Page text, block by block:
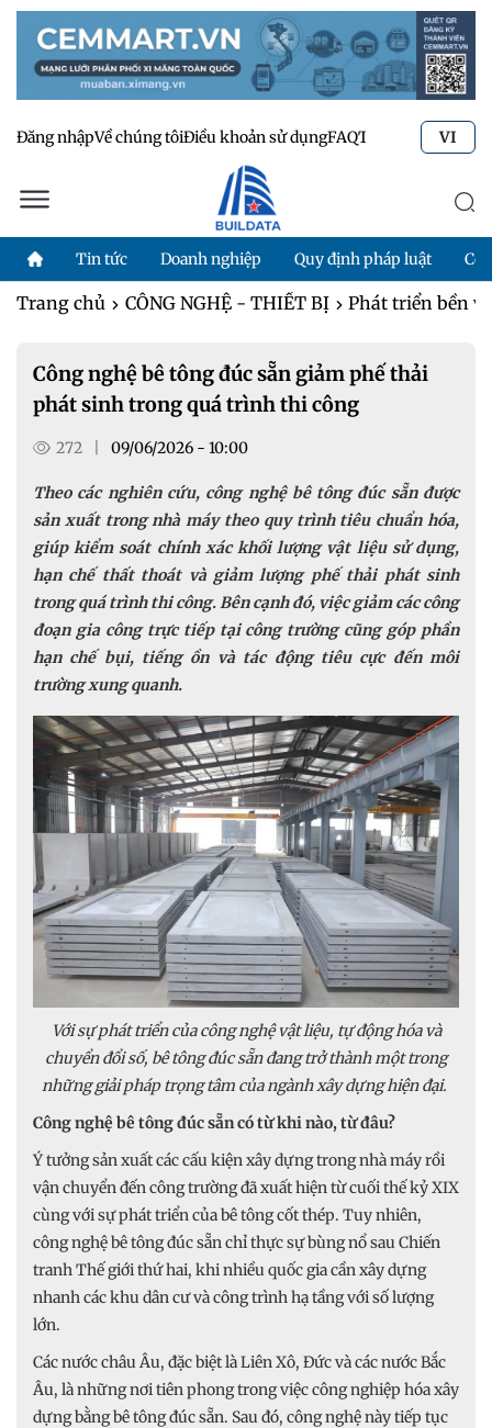
Đăng nhậpVề chúng tôiĐiều khoản sử dụngFAQTư vấn kỹ thuật
VI
Tin tức Doanh nghiệp Quy định pháp luật
Trang chủ CÔNG NGHỆ - THIẾT BỊ Phát triển bền
Công nghệ bê tông đúc sẵn giảm phế thải
phát sinh trong quá trình thi công
272 09/06/2026 - 10:00
Theo các nghiên cứu, công nghệ bê tông đúc sẵn được
sản xuất trong nhà máy theo quy trình tiêu chuẩn hóa,
giúp kiểm soát chính xác khối lượng vật liệu sử dụng,
hạn chế thất thoát và giảm lượng phế thải phát sinh
trong quá trình thi công. Bên cạnh đó, việc giảm các công
đoạn gia công trực tiếp tại công trường cũng góp phần
hạn chế bụi, tiếng ồn và tác động tiêu cực đến môi
trường xung quanh.
Với sự phát triển của công nghệ vật liệu, tự động hóa và
chuyển đổi số, bê tông đúc sẵn đang trở thành một trong
những giải pháp trọng tâm của ngành xây dựng hiện đại.
Công nghệ bê tông đúc sẵn có từ khi nào, từ đâu?
Ý tưởng sản xuất các cấu kiện xây dựng trong nhà máy rồi
vận chuyển đến công trường đã xuất hiện từ cuối thế kỷ XIX
cùng với sự phát triển của bê tông cốt thép. Tuy nhiên,
công nghệ bê tông đúc sẵn chỉ thực sự bùng nổ sau Chiến
tranh Thế giới thứ hai, khi nhiều quốc gia cần xây dựng
nhanh các khu dân cư và công trình hạ tầng với số lượng
lớn.
Các nước châu Âu, đặc biệt là Liên Xô, Đức và các nước Bắc
Âu, là những nơi tiên phong trong việc công nghiệp hóa xây
dựng bằng bê tông đúc sẵn. Sau đó, công nghệ này tiếp tục